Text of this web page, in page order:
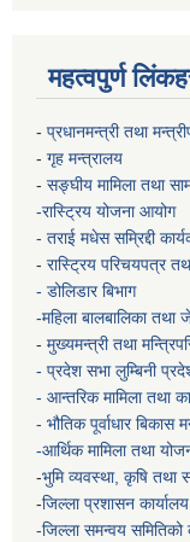
महत्वपुर्ण
- प्रधानमन्त्री तथा
- गृह मन्त्रालय
- सङ्घीय मामिला तथा
-रास्ट्रिय योजना आयोग
- तराई मधेस सम्रिद्दी
- रास्ट्रिय परिचयपत्र
- डोलिडार बिभाग
-महिला बालबालिका तथा
- मुख्यमन्त्री तथा
- प्रदेश सभा लुम्बिनी
- आन्तरिक मामिला तथा
- भौतिक पूर्वाधार बिकास
-आर्थिक मामिला तथा
-भुमि व्यवस्था, कृषि तथा
-जिल्ला प्रशासन कार्यालय
-जिल्ला समन्वय समितिको